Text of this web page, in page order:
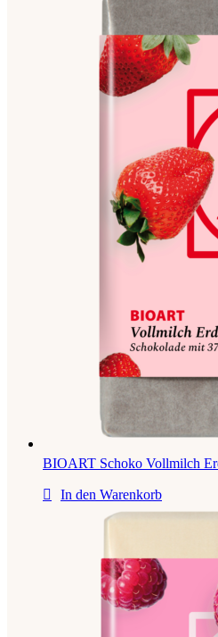
BIOART Schoko Vollmilch
In den Warenkorb